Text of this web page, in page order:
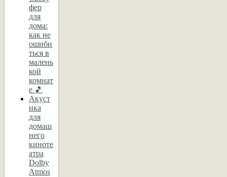
фер
для
дома:
как не
ошиби
ться в
малень
кой
комнат
е 🎵
Акуст
ика
для
домаш
него
киноте
атра
Dolby
Atmos